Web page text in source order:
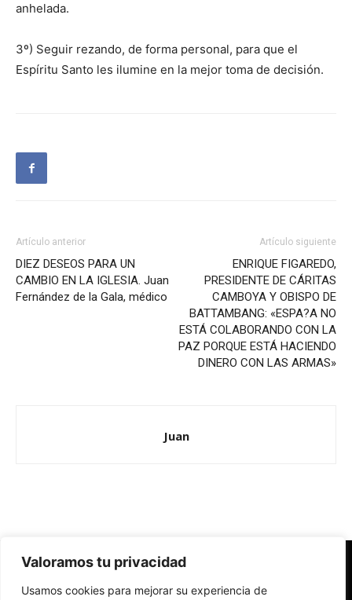
Valoramos tu privacidad
Usamos cookies para mejorar su experiencia de
anhelada.
3º) Seguir rezando, de forma personal, para que el
Espíritu Santo les ilumine en la mejor toma de decisión.
Artículo anterior
DIEZ DESEOS PARA UN
CAMBIO EN LA IGLESIA. Juan
Fernández de la Gala, médico
Artículo siguiente
ENRIQUE FIGAREDO,
PRESIDENTE DE CÁRITAS
CAMBOYA Y OBISPO DE
BATTAMBANG: «ESPA?A NO
ESTÁ COLABORANDO CON LA
PAZ PORQUE ESTÁ HACIENDO
DINERO CON LAS ARMAS»
Juan
Redes Cristianas
Una mirada alternativa sobre la Iglesia católica y la sociedad